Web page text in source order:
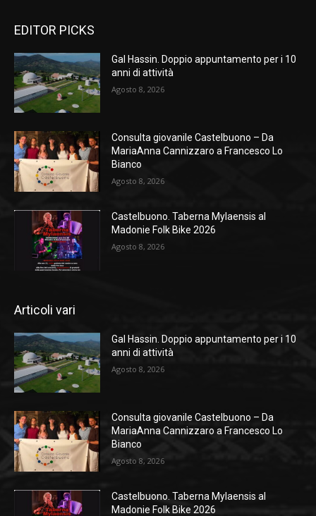
EDITOR PICKS
Gal Hassin. Doppio appuntamento per i 10
anni di attività
Agosto 8, 2026
Consulta giovanile Castelbuono – Da
MariaAnna Cannizzaro a Francesco Lo
Bianco
Agosto 8, 2026
Castelbuono. Taberna Mylaensis al
Madonie Folk Bike 2026
Agosto 8, 2026
Articoli vari
Gal Hassin. Doppio appuntamento per i 10
anni di attività
Agosto 8, 2026
Consulta giovanile Castelbuono – Da
MariaAnna Cannizzaro a Francesco Lo
Bianco
Agosto 8, 2026
Castelbuono. Taberna Mylaensis al
Madonie Folk Bike 2026